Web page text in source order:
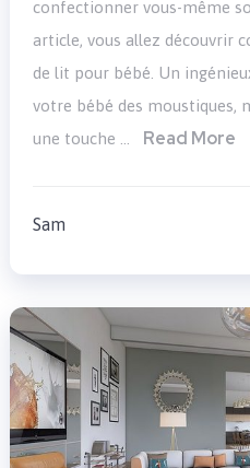
confectionner vous-même
article, vous allez découvrir
de lit pour bébé. Un
votre bébé des moustiques,
une touche …
Read More
Sam